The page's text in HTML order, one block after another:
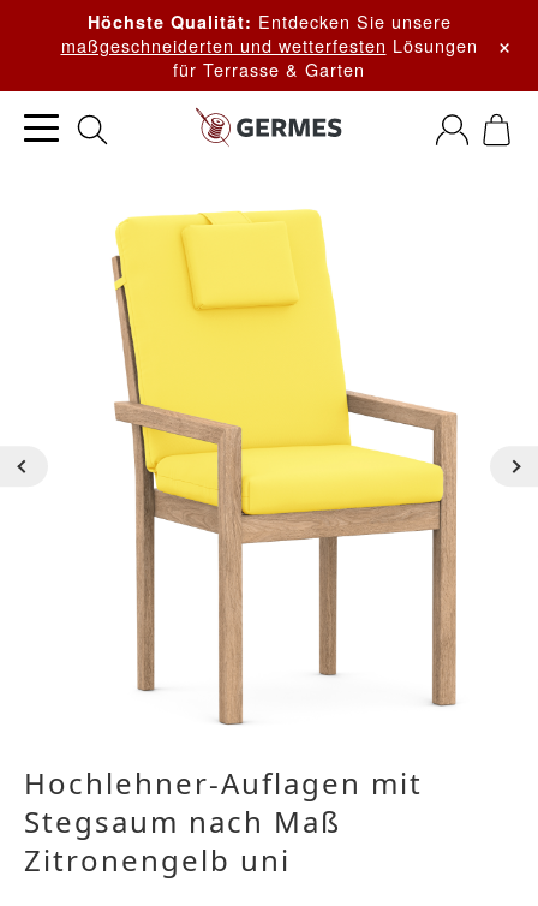
Höchste Qualität: Entdecken Sie unsere
maßgeschneiderten und wetterfesten Lösungen
für Terrasse & Garten
×
Hochlehner-Auflagen mit
Stegsaum nach Maß
Zitronengelb uni